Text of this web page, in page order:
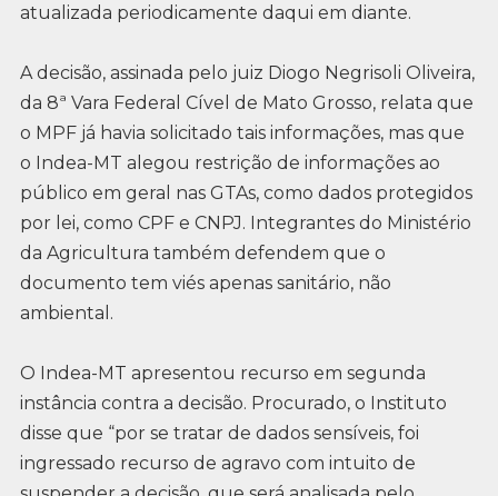
atualizada periodicamente daqui em diante.
A decisão, assinada pelo juiz Diogo Negrisoli Oliveira,
da 8ª Vara Federal Cível de Mato Grosso, relata que
o MPF já havia solicitado tais informações, mas que
o Indea-MT alegou restrição de informações ao
público em geral nas GTAs, como dados protegidos
por lei, como CPF e CNPJ. Integrantes do Ministério
da Agricultura também defendem que o
documento tem viés apenas sanitário, não
ambiental.
O Indea-MT apresentou recurso em segunda
instância contra a decisão. Procurado, o Instituto
disse que “por se tratar de dados sensíveis, foi
ingressado recurso de agravo com intuito de